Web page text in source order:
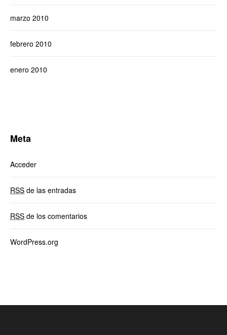
marzo 2010
febrero 2010
enero 2010
Meta
Acceder
RSS de las entradas
RSS de los comentarios
WordPress.org